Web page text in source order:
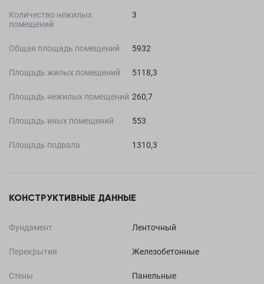
Количество нежилых
помещений
3
Общая площадь помещений 5932
Площадь жилых помещений 5118,3
Площадь нежилых помещений 260,7
Площадь иных помещений 553
Площадь подвала 1310,3
КОНСТРУКТИВНЫЕ ДАННЫЕ
Фундамент Ленточный
Перекрытия Железобетонные
Стены Панельные